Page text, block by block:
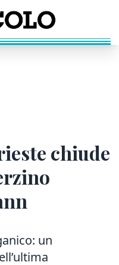
chiude
un